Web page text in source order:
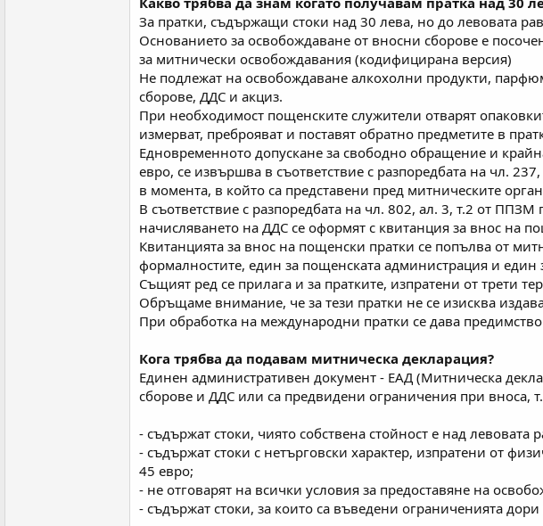
За пратки, съдържащи стоки над 30 лева, но до левовата
Основанието за освобождаване от вносни сборове е
за митнически освобождавания (кодифицирана версия)
Не подлежат на освобождаване алкохолни продукти,
сборове, ДДС и акциз.
При необходимост пощенските служители отварят
измерват, преброяват и поставят обратно предметите в
Едновременното допускане за свободно обращение и
евро, се извършва в съответствие с разпоредбата на чл.
в момента, в който са представени пред митническите
В съответствие с разпоредбата на чл. 802, ал. 3, т.2 от
начисляването на ДДС се оформят с квитанция за внос на
Квитанцията за внос на пощенски пратки се попълва от
формалностите, един за пощенската администрация и един
Същият ред се прилага и за пратките, изпратени от трети
Обръщаме внимание, че за тези пратки не се изисква
При обработка на международни пратки се дава
Кога трябва да подавам митническа декларация?
Единен административен документ - ЕАД (Митническа
сборове и ДДС или са предвидени ограничения при вноса,
- съдържат стоки, чиято собствена стойност e над левовата
- съдържат стоки с нетърговски характер, изпратени от
45 евро;
- не отговарят на всички условия за предоставяне на
- съдържат стоки, за които са въведени ограниченията